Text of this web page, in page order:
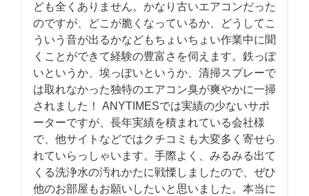
ども全くありません。かなり古いエアコンだった
のですが、どこが脆くなっているか、どうしてこ
ういう音が出るかなどもちょいちょい作業中に聞
くことができて経験の豊富さを伺えます。鉄っぽ
いというか、埃っぽいというか、清掃スプレーで
は取れなかった独特のエアコン臭が爽やかに一掃
されました！ ANYTIMESでは実績の少ないサポ
ーターですが、長年実績を積まれている会社様
で、他サイトなどではクチコミも大変多く寄せら
れていらっしゃいます。手際よく、みるみる出て
くる洗浄水の汚れかたに戦慄しましたので、ぜひ
他のお部屋もお願いしたいと思いました。本当に